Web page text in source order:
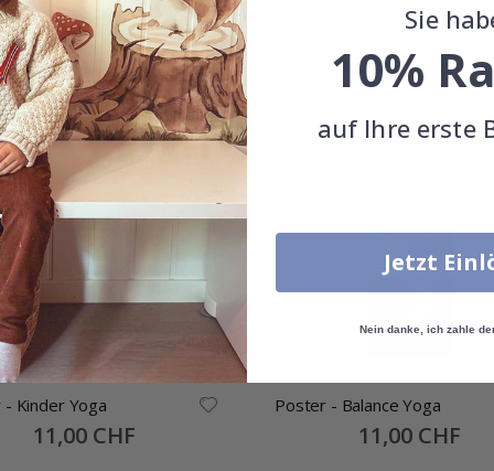
Mond und Sterne
Special
Price
11,00 CHF
Poster - Mond und Sterne
Special
11,00 CHF
Zusammen gekaufte Produkte
Kinder Yoga
Special
Price
11,00 CHF
Poster - Balance Yoga
Special
Price
11,00 CHF
Sie
10%
auf Ihre erste
Jetzt
Nein danke, ich zahle